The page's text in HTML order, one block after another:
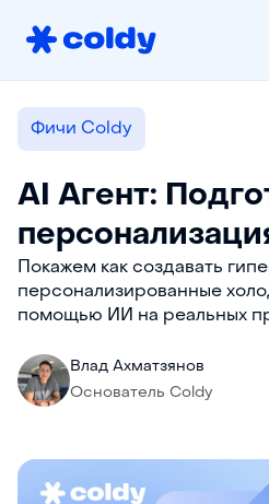
Фичи Coldy
AI Агент:
Покажем как создавать
персонализированные
помощью ИИ на реальных
Влад Ахматзянов
Основатель Coldy